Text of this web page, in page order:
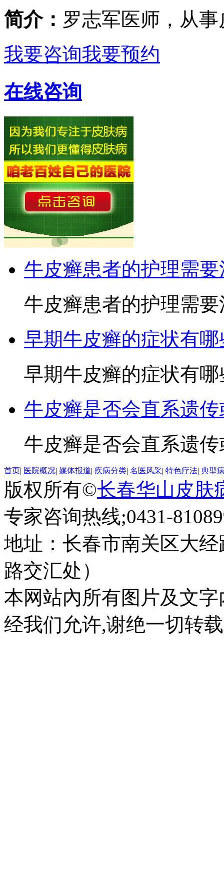
简介： 罗志军医师，从事
我要咨询我要预约
在线咨询
牛皮癣患者的护理需要
牛皮癣患者的护理需
早期牛皮癣的症状有哪
早期牛皮癣的症状有
牛皮癣是否会直系遗传
牛皮癣是否会直系遗
首页| 医院概况| 媒体报道| 疾病分类| 名医风采| 特色疗法| 典型
版权所有©长春华山皮肤
专家咨询热线;0431-
地址：长春市南关区大
路交汇处）
本网站內所有图片及文
经我们允许,谢绝一切转载